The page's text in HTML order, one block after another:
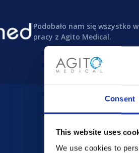
Consent
This website uses
We use cookies to
Podobało nam się wszystko w
pracy z Agito Medical.